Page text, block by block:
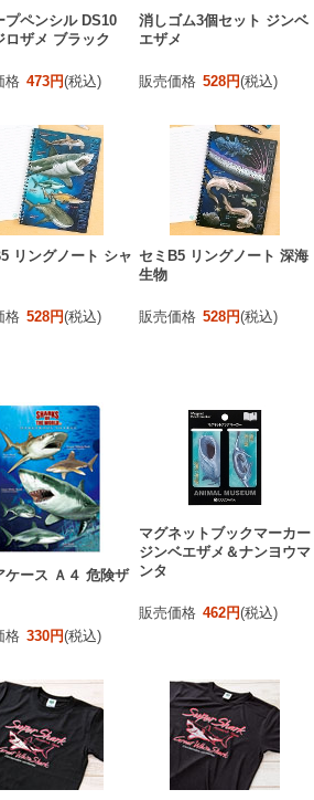
プペンシル DS10
ロザメ ブラック
格 473円(税込)
消しゴム3個セット ジンベ
エザメ
販売価格 528円(税込)
リングノート シャ
格 528円(税込)
セミB5 リングノート 深海
生物
販売価格 528円(税込)
ケース Ａ４ 危険ザ
格 330円(税込)
マグネットブックマーカー
ジンベエザメ＆ナンヨウマ
ンタ
販売価格 462円(税込)